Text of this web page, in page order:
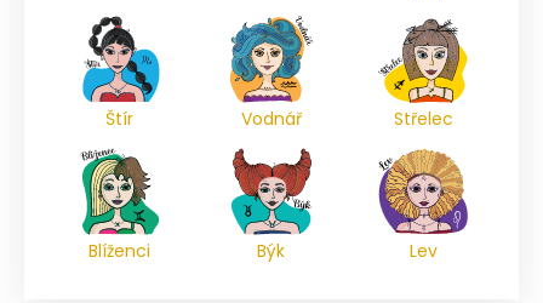
Štír Vodnář Střelec
Blíženci Býk Lev